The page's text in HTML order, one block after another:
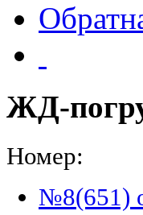
ЖД-
Номер:
№8(651)